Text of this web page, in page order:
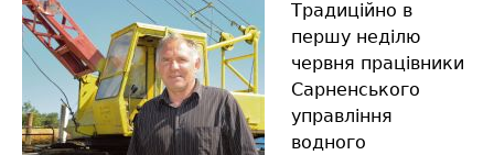
Традиційно в
першу неділю
червня працівники
Сарненського
управління
водного